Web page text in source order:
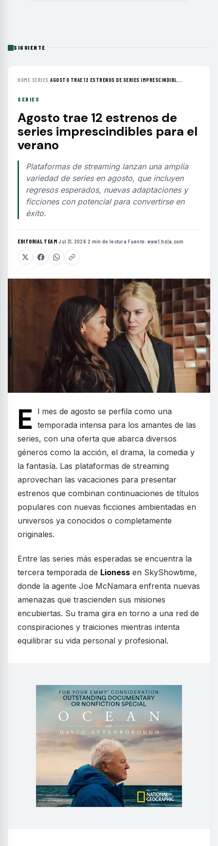
SIGUIENTE
HOME› SERIES ›AGOSTO TRAE 12 ESTRENOS DE SERIES IMPRESCINDIBL...
SERIES
Agosto trae 12 estrenos de
series imprescindibles para el
verano
Plataformas de streaming lanzan una amplia
variedad de series en agosto, que incluyen
regresos esperados, nuevas adaptaciones y
ficciones con potencial para convertirse en
éxito.
EDITORIAL TEAM·Jul 31, 2026·2 min de lectura·Fuente: www1.hola.com
E
l mes de agosto se perfila como una
temporada intensa para los amantes de las
series, con una oferta que abarca diversos
géneros como la acción, el drama, la comedia y
la fantasía. Las plataformas de streaming
aprovechan las vacaciones para presentar
estrenos que combinan continuaciones de títulos
populares con nuevas ficciones ambientadas en
universos ya conocidos o completamente
originales.
Entre las series más esperadas se encuentra la
tercera temporada de Lioness en SkyShowtime,
donde la agente Joe McNamara enfrenta nuevas
amenazas que trascienden sus misiones
encubiertas. Su trama gira en torno a una red de
conspiraciones y traiciones mientras intenta
equilibrar su vida personal y profesional.